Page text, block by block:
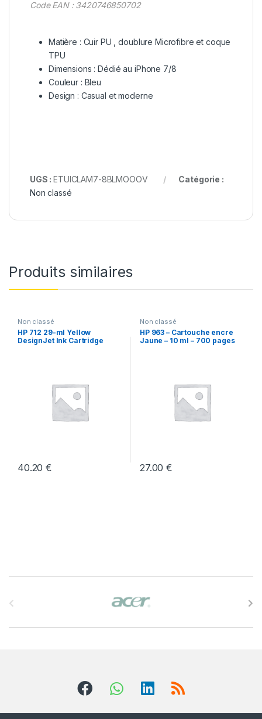
Code EAN : 3420746850702
Matière : Cuir PU , doublure Microfibre et coque
TPU
Dimensions : Dédié au iPhone 7/8
Couleur : Bleu
Design : Casual et moderne
UGS :ETUICLAM7-8BLMOOOV
Catégorie :
Non classé
Produits similaires
Non classé
HP 712 29-ml Yellow
DesignJet Ink Cartridge
40.20€
Non classé
HP 963 – Cartouche encre
Jaune – 10 ml – 700 pages
27.00€